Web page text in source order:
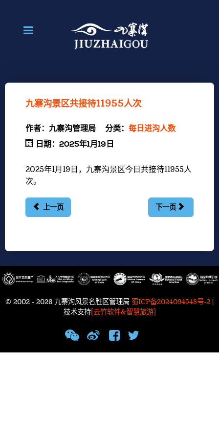
九寨沟景区共接待11955人次
作者： 九寨沟管理局 分类： 每日进沟人数
日期：2025年1月19日
2025年1月19 日，九寨沟景区今日共接待11955人
次。
上一页 下一页
© 2002 - 2026 九寨沟风景名胜区管理局 蜀ICP备2024094548号-2 |
技术支持[云竹软件&智慧旅游]